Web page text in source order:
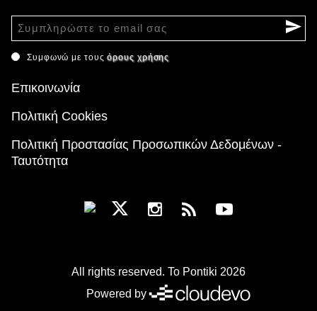
Συμφωνώ με τουςόρους χρήσης
Επικοινωνία
Πολιτική Cookies
Πολιτική Προστασίας Προσωπικών Δεδομένων -
Ταυτότητα
All rights reserved. To Pontiki 2026
Powered by